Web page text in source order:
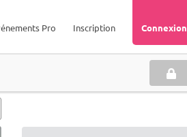
Connexion
Inscription
Pro